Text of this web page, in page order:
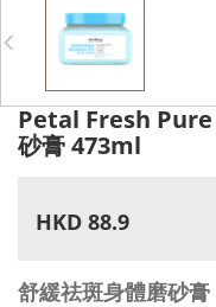
Petal Fresh Pure
砂膏 473ml
HKD 88.9
舒緩祛斑身體磨砂膏